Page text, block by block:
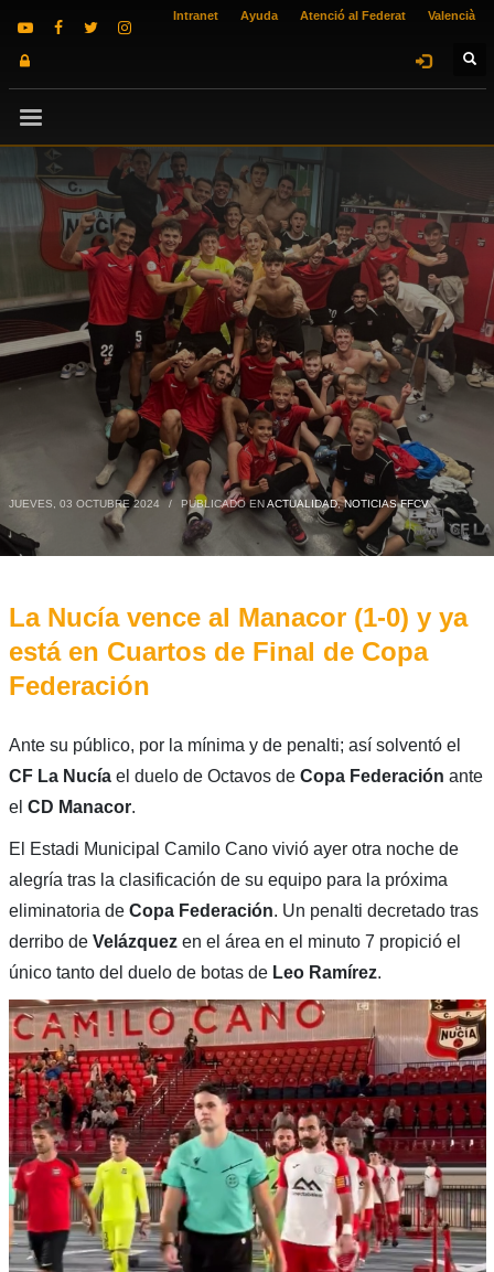
Intranet Ayuda Atenció al Federat Valencià
JUEVES, 03 OCTUBRE 2024 / PUBLICADO ENACTUALIDAD,NOTICIAS FFCV
La Nucía vence al Manacor (1-0) y ya
está en Cuartos de Final de Copa
Federación
Ante su público, por la mínima y de penalti; así solventó el
CF La Nucíael duelo de Octavos de Copa Federación ante
el CD Manacor.
El Estadi Municipal Camilo Cano vivió ayer otra noche de
alegría tras la clasificación de su equipo para la próxima
eliminatoria de Copa Federación. Un penalti decretado tras
derribo de Velázquez en el área en el minuto 7 propició el
único tanto del duelo de botas de Leo Ramírez.